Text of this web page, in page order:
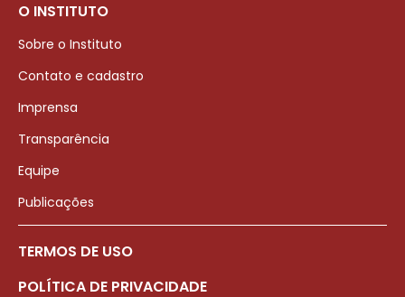
O INSTITUTO
Sobre o Instituto
Contato e cadastro
Imprensa
Transparência
Equipe
Publicações
TERMOS DE USO
POLÍTICA DE PRIVACIDADE